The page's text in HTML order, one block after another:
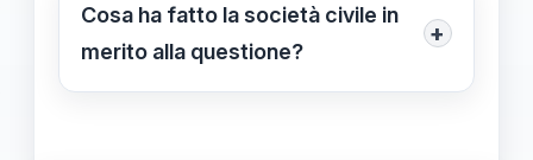
e chi propone un linguaggio più
Cosa ha fatto la società civile in
merito alla questione?
+
Il sindacato studentesco UNI ha